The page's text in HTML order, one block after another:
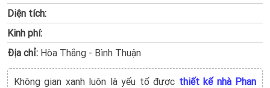
Diện tích:
Kinh phí:
Địa chỉ: Hòa Thắng - Bình Thuận
Không gian xanh luôn là yếu tố được thiết kế nhà Phan